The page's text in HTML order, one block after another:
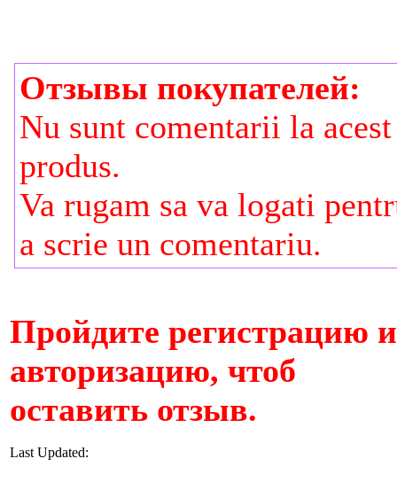
Отзывы покупателей:
Nu sunt comentarii la acest
produs.
Va rugam sa va logati
a scrie un comentariu.
Пройдите регистрацию
авторизацию, чтоб
оставить отзыв.
Last Updated: